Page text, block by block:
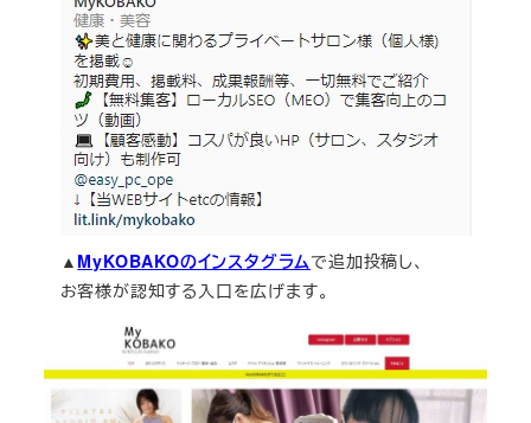
▲ MyKOBAKOのインスタグラムで追加投稿し、
お客様が認知する入口を広げます。